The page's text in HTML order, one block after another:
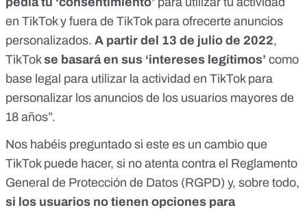
en TikTok y fuera de TikTok para ofrecerte anuncios
personalizados. A partir del 13 de julio de 2022,
TikTokse basará en sus ‘intereses legítimos’ como
base legal para utilizar la actividad en TikTok para
personalizar los anuncios de los usuarios mayores de
18 años”.
Nos habéis preguntado si este es un cambio que
TikTok puede hacer, si no atenta contra el Reglamento
General de Protección de Datos (RGPD) y, sobre todo,
si los usuarios no tienen opciones para